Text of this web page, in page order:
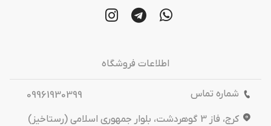
اطلاعات فروشگاه
شماره تماس
09961930399
کرج، فاز 3 گوهردشت، بلوار جمهوری اسلامی (رستاخیز)